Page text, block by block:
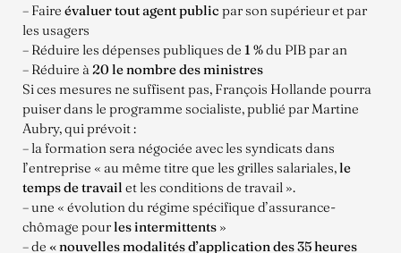
– Faire évaluer tout agent public par son supérieur et par
les usagers
– Réduire les dépenses publiques de 1 %du PIB par an
– Réduire à20 le nombre des ministres
Si ces mesures ne suffisent pas, François Hollande pourra
puiser dans le programme socialiste, publié par Martine
Aubry, qui prévoit :
– la formation sera négociée avec les syndicats dans
l’entreprise « au même titre que les grilles salariales,le
temps de travail et les conditions de travail ».
– une « évolution du régime spécifique d’assurance-
chômage pourles intermittents »
– de « nouvelles modalités d’application des 35 heures